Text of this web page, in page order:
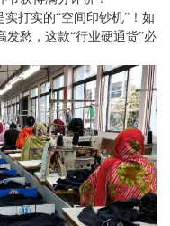
打实的“空间印钞机”！如
愁，这款“行业硬通货”必